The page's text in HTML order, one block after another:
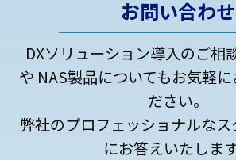
お問い合わせ
DXソリューション導入のご相
や NAS製品についてもお気軽
ださい。
弊社のプロフェッショナルな
にお答えいたします